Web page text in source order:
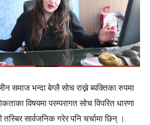
समाज भन्दा बेग्लै सोच राख्ने ब्यक्तिका रुपमा
विषयमा परम्परागत सोच विपरित धारणा
सार्वजनिक गरेर पनि चर्चामा छिन् ।